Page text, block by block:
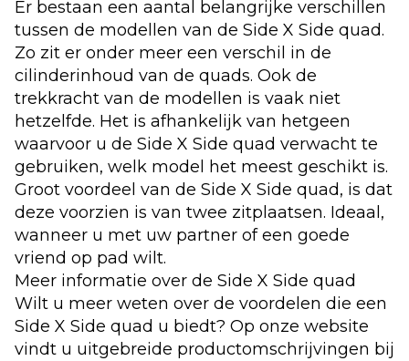
Er bestaan een aantal belangrijke verschillen
tussen de modellen van de Side X Side quad.
Zo zit er onder meer een verschil in de
cilinderinhoud van de quads. Ook de
trekkracht van de modellen is vaak niet
hetzelfde. Het is afhankelijk van hetgeen
waarvoor u de Side X Side quad verwacht te
gebruiken, welk model het meest geschikt is.
Groot voordeel van de Side X Side quad, is dat
deze voorzien is van twee zitplaatsen. Ideaal,
wanneer u met uw partner of een goede
vriend op pad wilt.
Meer informatie over de Side X Side quad
Wilt u meer weten over de voordelen die een
Side X Side quad u biedt? Op onze website
vindt u uitgebreide productomschrijvingen bij